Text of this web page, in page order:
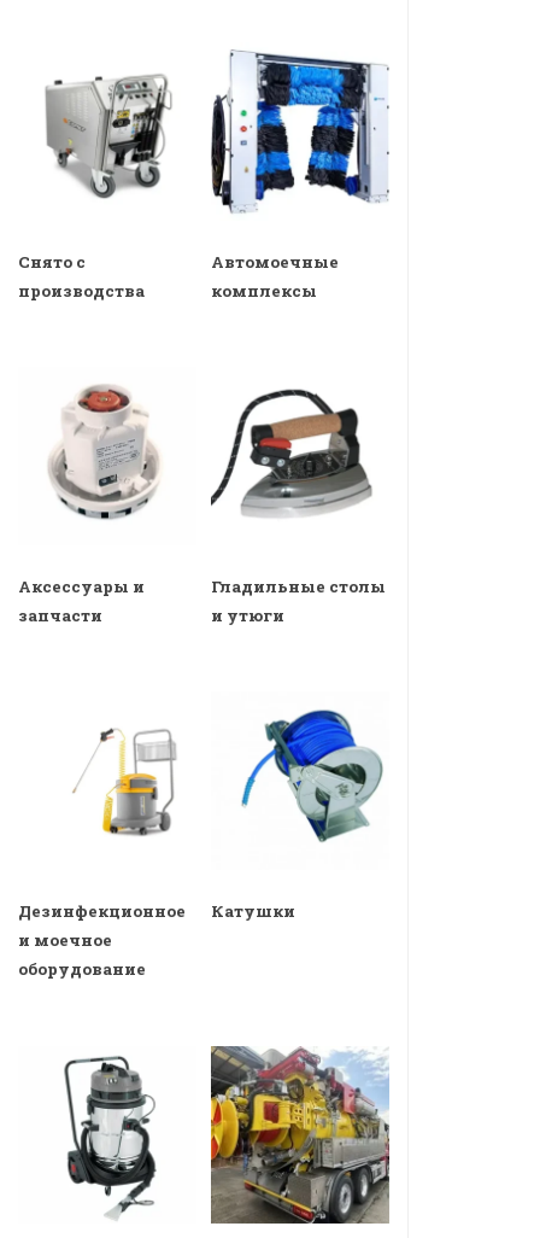
Снято с
производства
Автомоечные
комплексы
Аксессуары и
запчасти
Гладильные столы
и утюги
Дезинфекционное
и моечное
оборудование
Катушки